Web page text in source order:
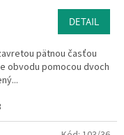
DETAIL
pätnou časťou
obvodu pomocou dvoch